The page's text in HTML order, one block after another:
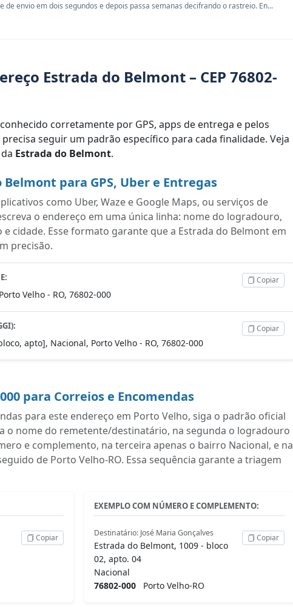
de envio em dois segundos e depois passa semanas decifrando o rastreio. En...
Estrada do Belmont – CEP 76802-
corretamente por GPS, apps de entrega e pelos
seguir um padrão específico para cada finalidade. Veja
Estrada do Belmont.
para GPS, Uber e Entregas
como Uber, Waze e Google Maps, ou serviços de
o endereço em uma única linha: nome do logradouro,
cidade. Esse formato garante que a Estrada do Belmont em
precisão.
Velho - RO, 76802-000
Copiar
apto], Nacional, Porto Velho - RO, 76802-000
Copiar
para Correios e Encomendas
para este endereço em Porto Velho, siga o padrão oficial
o nome do remetente/destinatário, na segunda o logradouro
e complemento, na terceira apenas o bairro Nacional, e na
de Porto Velho-RO. Essa sequência garante a triagem
Copiar
EXEMPLO COM NÚMERO E COMPLEMENTO:
Destinatário: José Maria Gonçalves
Estrada do Belmont, 1009 - bloco
02, apto. 04
Nacional
76802-000 Porto Velho-RO
Copiar